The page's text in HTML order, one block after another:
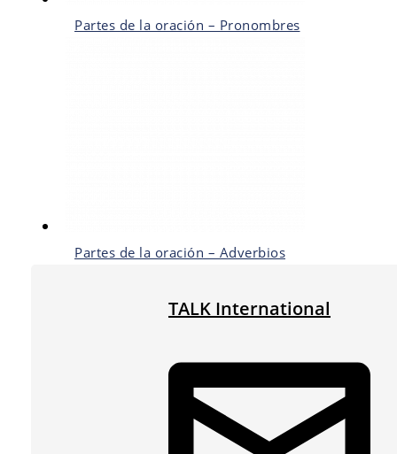
Partes de la oración – Pronombres
Partes de la oración – Adverbios
TALK International